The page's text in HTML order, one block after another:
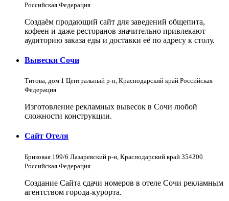
Российская Федерация
Создаём продающий сайт для заведений общепита,
кофеен и даже ресторанов значительно привлекают
аудиторию заказа еды и доставки её по адресу к столу.
Вывески Сочи
Титова, дом 1 Центральный р-н, Краснодарский край Российская
Федерация
Изготовление рекламных вывесок в Сочи любой
сложности конструкции.
Сайт Отеля
Бризовая 199/6 Лазаревский р-н, Краснодарский край 354200
Российская Федерация
Создание Сайта сдачи номеров в отеле Сочи рекламным
агентством города-курорта.